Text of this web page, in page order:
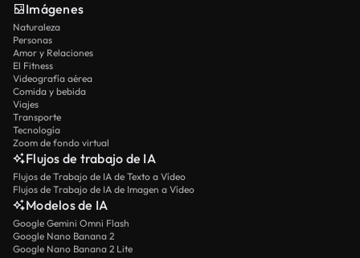
Imágenes
Naturaleza
Personas
Amor y Relaciones
El Fitness
Videografía aérea
Comida y bebida
Viajes
Transporte
Tecnología
Zoom de fondo virtual
Flujos de trabajo de IA
Flujos de Trabajo de IA de Texto a Vídeo
Flujos de Trabajo de IA de Imagen a Vídeo
Modelos de IA
Google Gemini Omni Flash
Google Nano Banana 2
Google Nano Banana 2 Lite